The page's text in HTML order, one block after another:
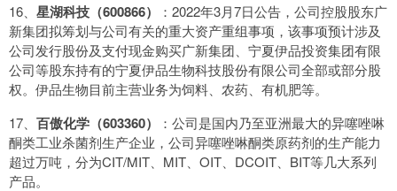
16、 星湖科技（600866）
：2022年3月7日公告，公司控股股东广
新集团拟筹划与公司有关的重大资产重组事项，该事项预计涉及
公司发行股份及支付现金购买广新集团、宁夏伊品投资集团有限
公司等股东持有的宁夏伊品生物科技股份有限公司全部或部分股
权。伊品生物目前主营业务为饲料、农药、有机肥等。
17、 百傲化学（603360）
：公司是国内乃至亚洲最大的异噻唑啉
酮类工业杀菌剂生产企业，公司异噻唑啉酮类原药剂的生产能力
超过万吨，分为CIT/MIT、MIT、OIT、DCOIT、BIT等几大系列
产品。